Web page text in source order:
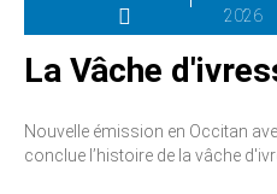
2026
La Vâche
Nouvelle émission en Occitan
conclue l’histoire de la vâche